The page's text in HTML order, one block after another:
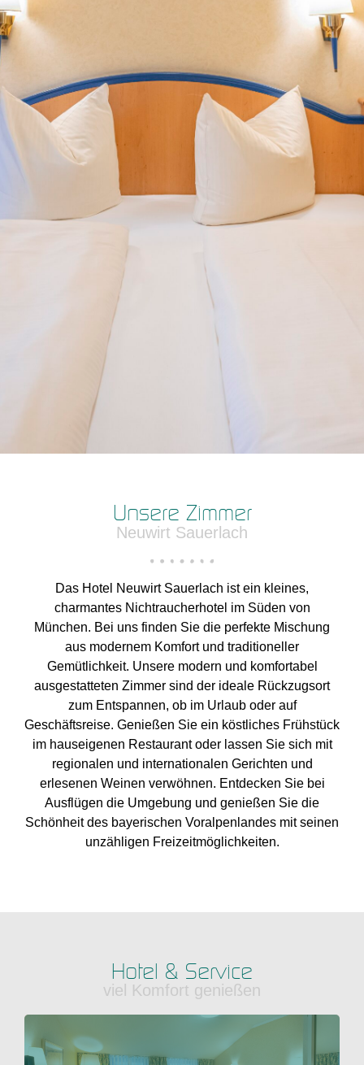
Unsere Zimmer
Neuwirt Sauerlach
Das Hotel Neuwirt Sauerlach ist ein kleines,
charmantes Nichtraucherhotel im Süden von
München. Bei uns finden Sie die perfekte Mischung
aus modernem Komfort und traditioneller
Gemütlichkeit. Unsere modern und komfortabel
ausgestatteten Zimmer sind der ideale Rückzugsort
zum Entspannen, ob im Urlaub oder auf
Geschäftsreise. Genießen Sie ein köstliches Frühstück
im hauseigenen Restaurant oder lassen Sie sich mit
regionalen und internationalen Gerichten und
erlesenen Weinen verwöhnen. Entdecken Sie bei
Ausflügen die Umgebung und genießen Sie die
Schönheit des bayerischen Voralpenlandes mit seinen
unzähligen Freizeitmöglichkeiten.
Hotel & Service
viel Komfort genießen